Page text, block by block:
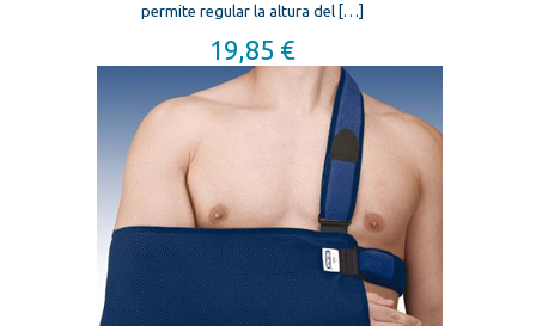
permite regular la altura del […]
19,85 €